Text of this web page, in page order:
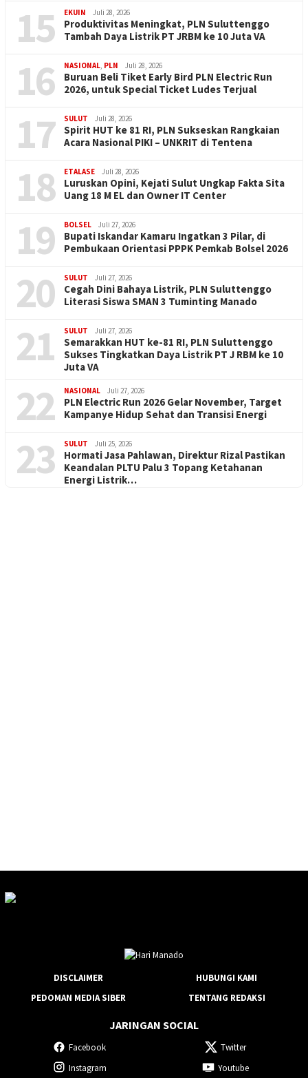
15 EKUIN Juli 28, 2026
Produktivitas Meningkat, PLN Suluttenggo
Tambah Daya Listrik PT JRBM ke 10 Juta VA
16 NASIONAL, PLN Juli 28, 2026
Buruan Beli Tiket Early Bird PLN Electric Run
2026, untuk Special Ticket Ludes Terjual
17 SULUT Juli 28, 2026
Spirit HUT ke 81 RI, PLN Sukseskan Rangkaian
Acara Nasional PIKI – UNKRIT di Tentena
18 ETALASE Juli 28, 2026
Luruskan Opini, Kejati Sulut Ungkap Fakta Sita
Uang 18 M EL dan Owner IT Center
19 BOLSEL Juli 27, 2026
Bupati Iskandar Kamaru Ingatkan 3 Pilar, di
Pembukaan Orientasi PPPK Pemkab Bolsel 2026
20 SULUT Juli 27, 2026
Cegah Dini Bahaya Listrik, PLN Suluttenggo
Literasi Siswa SMAN 3 Tuminting Manado
21 SULUT Juli 27, 2026
Semarakkan HUT ke-81 RI, PLN Suluttenggo
Sukses Tingkatkan Daya Listrik PT J RBM ke 10
Juta VA
22 NASIONAL Juli 27, 2026
PLN Electric Run 2026 Gelar November, Target
Kampanye Hidup Sehat dan Transisi Energi
23 SULUT Juli 25, 2026
Hormati Jasa Pahlawan, Direktur Rizal Pastikan
Keandalan PLTU Palu 3 Topang Ketahanan
Energi Listrik…
DISCLAIMER
HUBUNGI KAMI
PEDOMAN MEDIA SIBER
TENTANG REDAKSI
JARINGAN SOCIAL
Facebook
Twitter
Instagram
Youtube